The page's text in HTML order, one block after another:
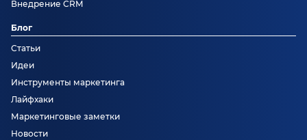
Внедрение CRM
Блог
Статьи
Идеи
Инструменты маркетинга
Лайфхаки
Маркетинговые заметки
Новости